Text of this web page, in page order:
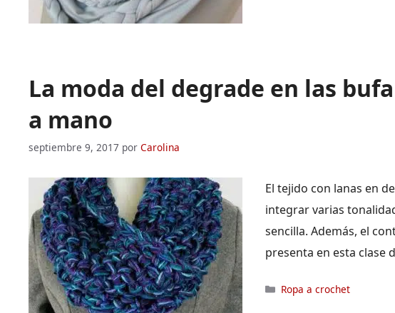
La moda del degrade en las
a mano
septiembre 9, 2017 por Carolina
El tejido con lanas en
integrar varias
sencilla. Además, el
presenta en esta clase
Categorías
Ropa a crochet